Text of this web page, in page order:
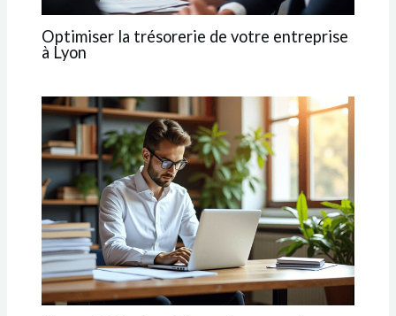
Optimiser la trésorerie de votre entreprise
à Lyon